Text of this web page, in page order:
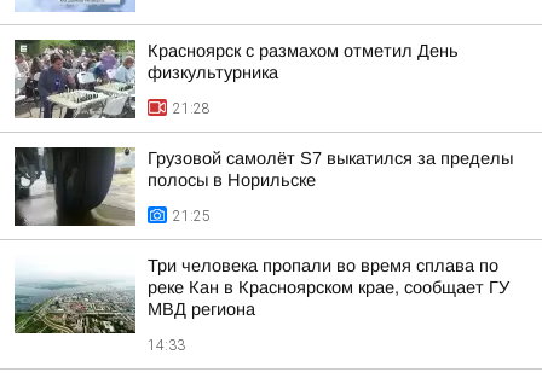
Красноярск с размахом отметил День
физкультурника
21:28
Грузовой самолёт S7 выкатился за пределы
полосы в Норильске
21:25
Три человека пропали во время сплава по
реке Кан в Красноярском крае, сообщает ГУ
МВД региона
14:33